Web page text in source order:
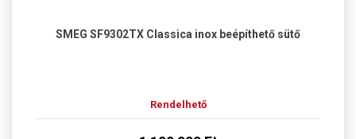
SMEG SF9302TX Classica inox beépíthető sütő
Rendelhető